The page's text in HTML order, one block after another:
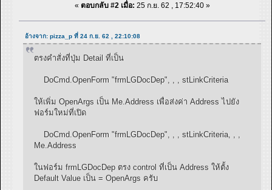
« ตอบกลับ #2 เมื่อ: 25 ก.ย. 62 , 17:52:40 »
อ้างจาก: pizza_p ที่ 24 ก.ย. 62 , 22:10:08
ตรงคำสั่งที่ปุ่ม Detail ที่เป็น
DoCmd.OpenForm "frmLGDocDep", , , stLinkCriteria
ให้เพิ่ม OpenArgs เป็น Me.Address เพื่อส่งค่า Address ไปยัง
ฟอร์มใหม่ที่เปิด
DoCmd.OpenForm "frmLGDocDep", , , stLinkCriteria, , ,
Me.Address
ในฟอร์ม frmLGDocDep ตรง control ที่เป็น Address ให้ตั้ง
Default Value เป็น = OpenArgs ครับ